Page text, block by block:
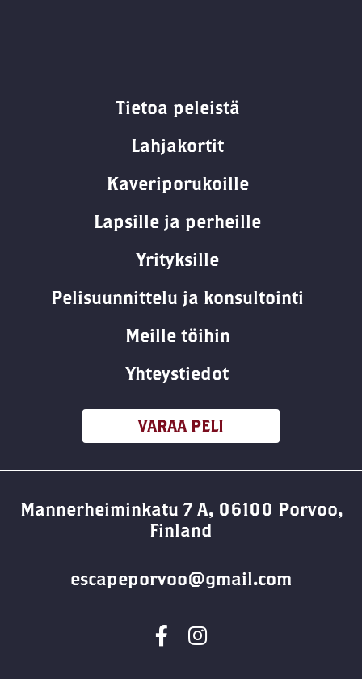
Tietoa peleistä
Lahjakortit
Kaveriporukoille
Lapsille ja perheille
Yrityksille
Pelisuunnittelu ja konsultointi
Meille töihin
Yhteystiedot
VARAA PELI
Mannerheiminkatu 7 A, 06100 Porvoo,
Finland
escapeporvoo@gmail.com